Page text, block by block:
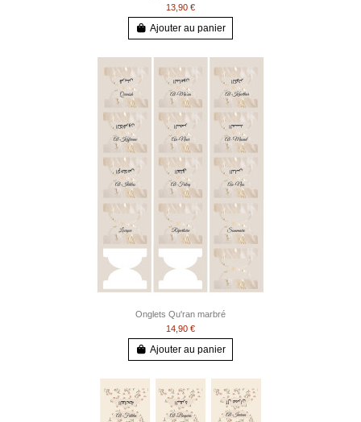
13,90 €
Ajouter au panier
Onglets Qu'ran marbré
14,90 €
Ajouter au panier